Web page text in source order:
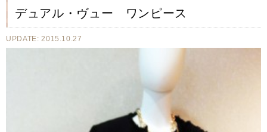
デュアル・ヴュー ワンピース
UPDATE: 2015.10.27